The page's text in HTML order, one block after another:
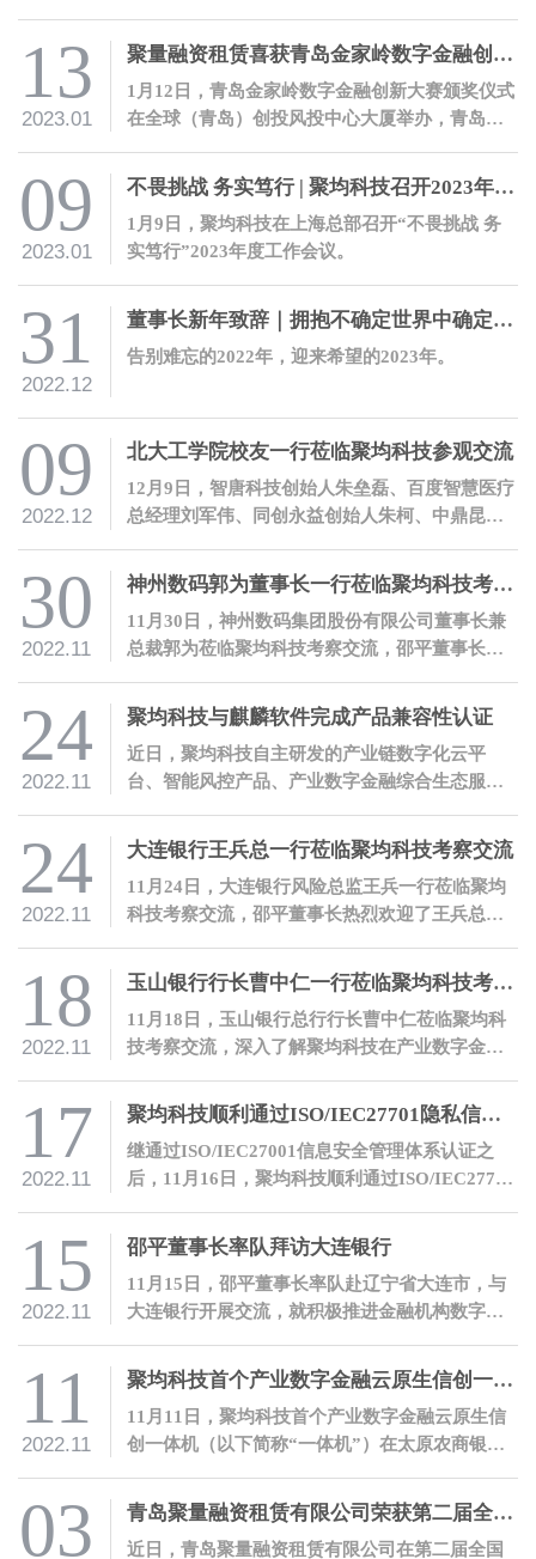
13
2023.01
聚量融资租赁喜获青岛金家岭数字金融创新大赛二等奖
1月12日，青岛金家岭数字金融创新大赛颁奖仪式
在全球（青岛）创投风投中心大厦举办，青岛聚
项目二等奖。
09
2023.01
不畏挑战 务实笃行 | 聚均科技召开2023年度工作会议
1月9日，聚均科技在上海总部召开“不畏挑战 务
实笃行”2023年度工作会议。
31
2022.12
董事长新年致辞｜拥抱不确定世界中确定的力量
告别难忘的2022年，迎来希望的2023年。
09
2022.12
北大工学院校友一行莅临聚均科技参观交流
12月9日，智唐科技创始人朱垒磊、百度智慧医疗
总经理刘军伟、同创永益创始人朱柯、中鼎昆仑
友一行莅临聚均科技参观交流，邵平董事长热烈
欢迎了各位校友的到访。
30
2022.11
神州数码郭为董事长一行莅临聚均科技考察交流
11月30日，神州数码集团股份有限公司董事长兼
总裁郭为莅临聚均科技考察交流，邵平董事长热
24
2022.11
聚均科技与麒麟软件完成产品兼容性认证
近日，聚均科技自主研发的产业链数字化云平
台、智能风控产品、产业数字金融综合生态服务
完成了兼容性联合测试。
24
2022.11
大连银行王兵总一行莅临聚均科技考察交流
11月24日，大连银行风险总监王兵一行莅临聚均
科技考察交流，邵平董事长热烈欢迎了王兵总一
18
2022.11
玉山银行行长曹中仁一行莅临聚均科技考察交流
11月18日，玉山银行总行行长曹中仁莅临聚均科
技考察交流，深入了解聚均科技在产业数字金融
17
2022.11
聚均科技顺利通过ISO/IEC27701隐私信息管理体系认证
继通过ISO/IEC27001信息安全管理体系认证之
后，11月16日，聚均科技顺利通过ISO/IEC27701
力再度获得国际权威认可。
15
2022.11
邵平董事长率队拜访大连银行
11月15日，邵平董事长率队赴辽宁省大连市，与
大连银行开展交流，就积极推进金融机构数字化
11
2022.11
聚均科技首个产业数字金融云原生信创一体机落地太原农商银行
11月11日，聚均科技首个产业数字金融云原生信
创一体机（以下简称“一体机”）在太原农商银行
03 青岛聚量融资租赁有限公司荣获第二届全国融资租赁创新案例大赛“优秀创新案例”奖
近日，青岛聚量融资租赁有限公司在第二届全国